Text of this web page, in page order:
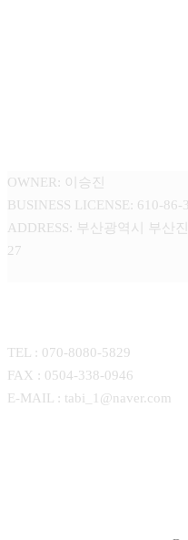
OWNER: 이승진
BUSINESS LICENSE: 610-86-
ADDRESS: 부산광역시 부산
27
TEL : 070-8080-5829
FAX : 0504-338-0946
E-MAIL : tabi_1@naver.com